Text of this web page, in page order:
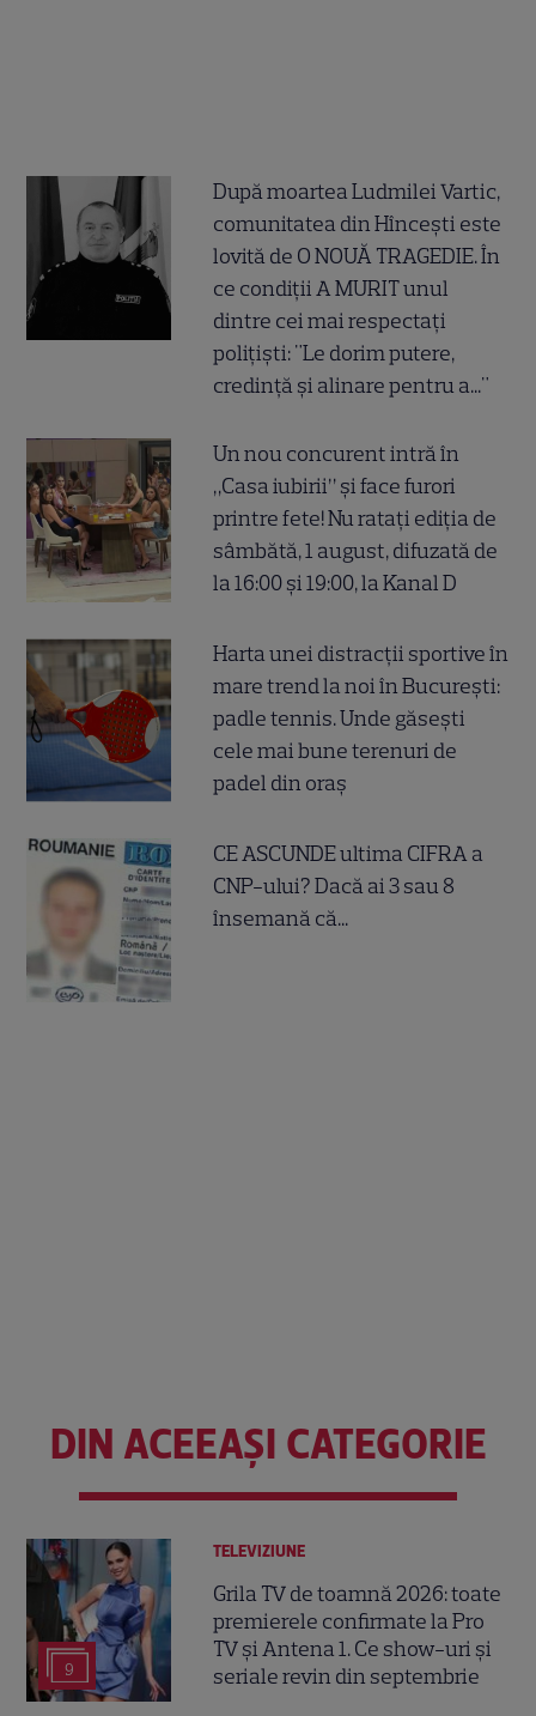
După moartea Ludmilei Vartic,
comunitatea din Hîncești este
lovită de O NOUĂ TRAGEDIE. În
ce condiții A MURIT unul
dintre cei mai respectați
polițiști: "Le dorim putere,
credință și alinare pentru a..."
Un nou concurent intră în
„Casa iubirii” și face furori
printre fete! Nu ratați ediția de
sâmbătă, 1 august, difuzată de
la 16:00 și 19:00, la Kanal D
Harta unei distracții sportive în
mare trend la noi în București:
padle tennis. Unde găsești
cele mai bune terenuri de
padel din oraș
CE ASCUNDE ultima CIFRA a
CNP-ului? Dacă ai 3 sau 8
însemană că...
DIN ACEEAȘI CATEGORIE
9
TELEVIZIUNE
Grila TV de toamnă 2026: toate
premierele confirmate la Pro
TV și Antena 1. Ce show-uri și
seriale revin din septembrie